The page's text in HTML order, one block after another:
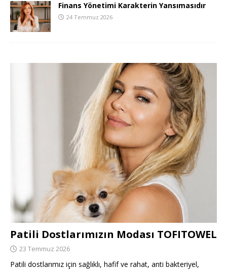
Finans Yönetimi Karakterin Yansımasıdır
24 Temmuz 2026
Patili Dostlarımızın Modası TOFITOWEL
23 Temmuz 2026
Patili dostlarımız için sağlıklı, hafif ve rahat, anti bakteriyel,